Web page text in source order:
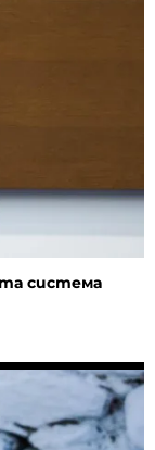
система